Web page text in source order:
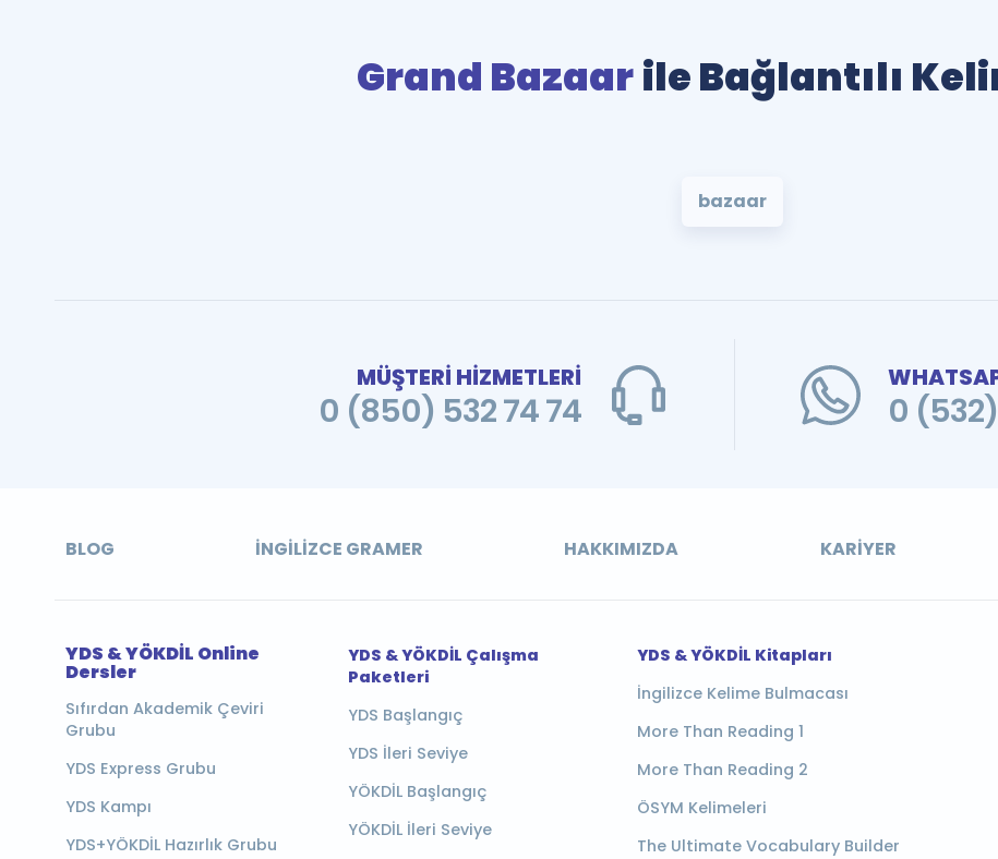
Grand Bazaarile Bağlantılı
bazaar
MÜŞTERİ HİZMETLERİ
0 (850) 532 74 74 0
BLOG İNGILIZCE GRAMER HAKKIMIZDA KARIYER
YDS & YÖKDİL Online
Dersler
Sıfırdan Akademik Çeviri
Grubu
YDS Express Grubu
YDS Kampı
YDS+YÖKDİL Hazırlık Grubu
YDS & YÖKDİL Çalışma
Paketleri
YDS Başlangıç
YDS İleri Seviye
YÖKDİL Başlangıç
YÖKDİL İleri Seviye
YDS & YÖKDİL Kitapları
İngilizce Kelime Bulmacası
More Than Reading 1
More Than Reading 2
ÖSYM Kelimeleri
The Ultimate Vocabulary Builder